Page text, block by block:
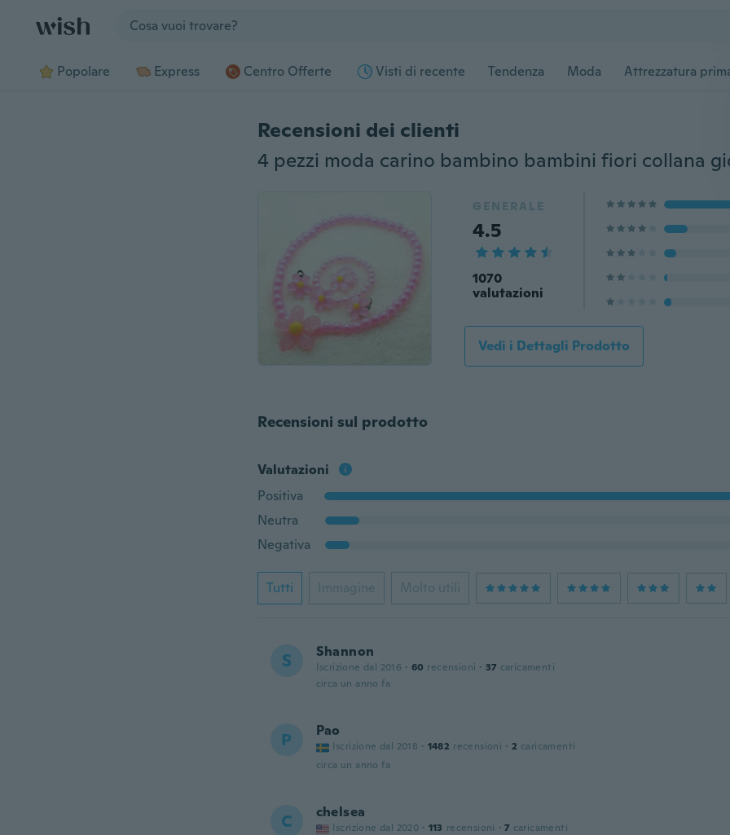
Popolare Express Centro Offerte Visti di recente Tendenza Moda Attrezzatura
Recensioni dei clienti
GENERALE
4.5
1070
valutazioni
Vedi i Dettagli Prodotto
Recensioni sul prodotto
Valutazioni
Positiva
Neutra
Negativa
Tutti Immagine Molto utili
S Shannon
Iscrizione dal 2016 · 60 recensioni · 37 caricamenti
circa un anno fa
P Pao
Iscrizione dal 2018 · 1482 recensioni · 2 caricamenti
circa un anno fa
C chelsea
Iscrizione dal 2020 · 113 recensioni · 7 caricamenti